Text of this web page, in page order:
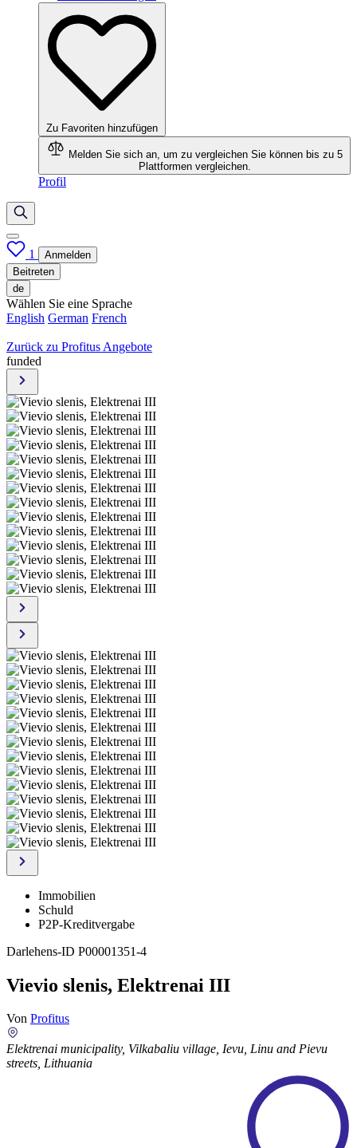
Zu Favoriten hinzufügen
Melden Sie sich an, um zu vergleichen Sie können bis zu 5
Plattformen vergleichen.
Profil
1
Anmelden
Beitreten
de
Wählen Sie eine Sprache
English German French
Zurück zu Profitus Angebote
funded
Immobilien
Schuld
P2P-Kreditvergabe
Darlehens-ID P00001351-4
Vievio slenis, Elektrenai III
Von Profitus
Elektrenai municipality, Vilkabaliu village, Ievu, Linu and Pievu
streets, Lithuania